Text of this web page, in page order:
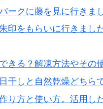
ークに藤を見に行きま
印をもらいに行きまし
きる？解凍方法やその
干しと自然乾燥どちら
り方と使い方。活用し